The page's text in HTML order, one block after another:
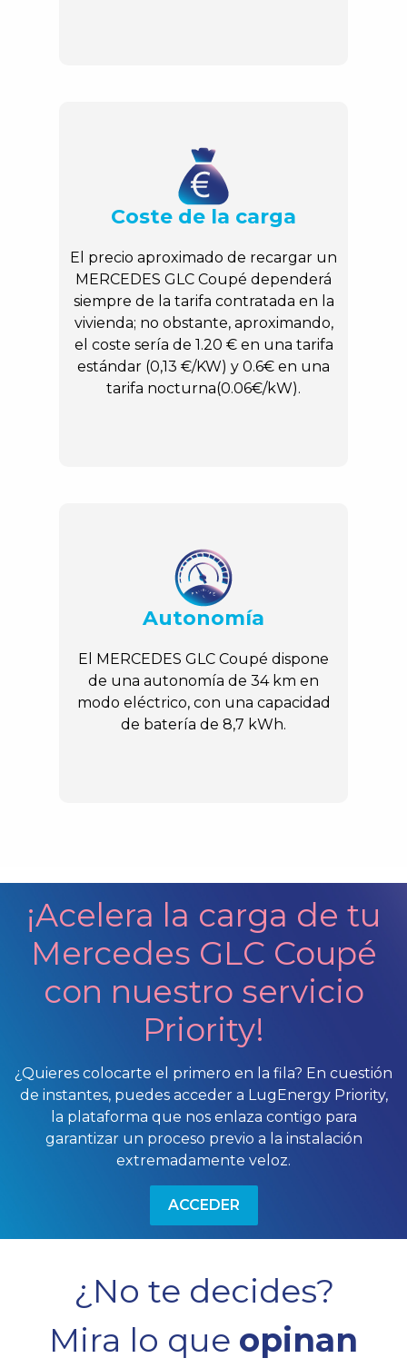
Coste de la carga
El precio aproximado de recargar un
MERCEDES GLC Coupé dependerá
siempre de la tarifa contratada en la
vivienda; no obstante, aproximando,
el coste sería de 1.20 € en una tarifa
estándar (0,13 €/KW) y 0.6€ en una
tarifa nocturna(0.06€/kW).
Autonomía
El MERCEDES GLC Coupé dispone
de una autonomía de 34 km en
modo eléctrico, con una capacidad
de batería de 8,7 kWh.
¡Acelera la carga de tu
Mercedes GLC Coupé
con nuestro servicio
Priority!
¿Quieres colocarte el primero en la fila? En cuestión
de instantes, puedes acceder a LugEnergy Priority,
la plataforma que nos enlaza contigo para
garantizar un proceso previo a la instalación
extremadamente veloz.
ACCEDER
¿No te decides?
Mira lo que opinan